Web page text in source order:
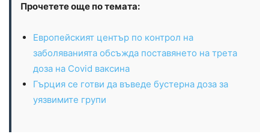
Прочетете още по темата:
Европейският център по контрол на
заболяванията обсъжда поставянето на трета
доза на Covid ваксина
Гърция се готви да въведе бустерна доза за
уязвимите групи